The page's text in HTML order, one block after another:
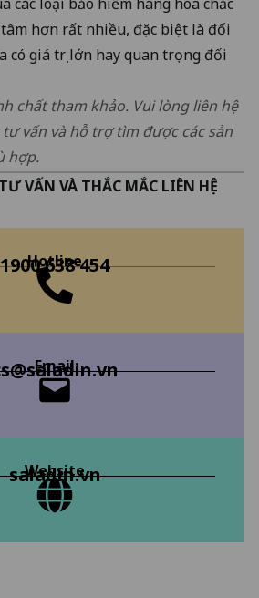
hơn rất nhiều, đặc biệt là đối
có giá trị lớn hay quan trọng đối
chất tham khảo. Vui lòng liên hệ
vấn và hỗ trợ tìm được các sản
hợp.
VẤN VÀ THẮC MẮC LIÊN HỆ
Hotline
1900 638 454
Email
Website
saladin.vn